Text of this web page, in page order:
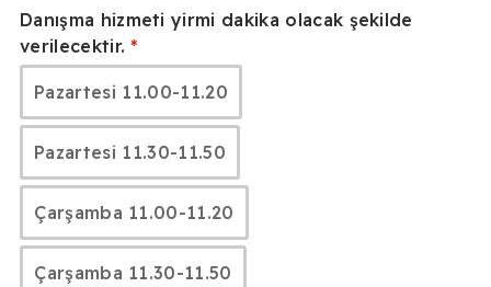
Danışma hizmeti yirmi dakika olacak şekilde
verilecektir.
Pazartesi 11.00-11.20
Pazartesi 11.30-11.50
Çarşamba 11.00-11.20
Çarşamba 11.30-11.50